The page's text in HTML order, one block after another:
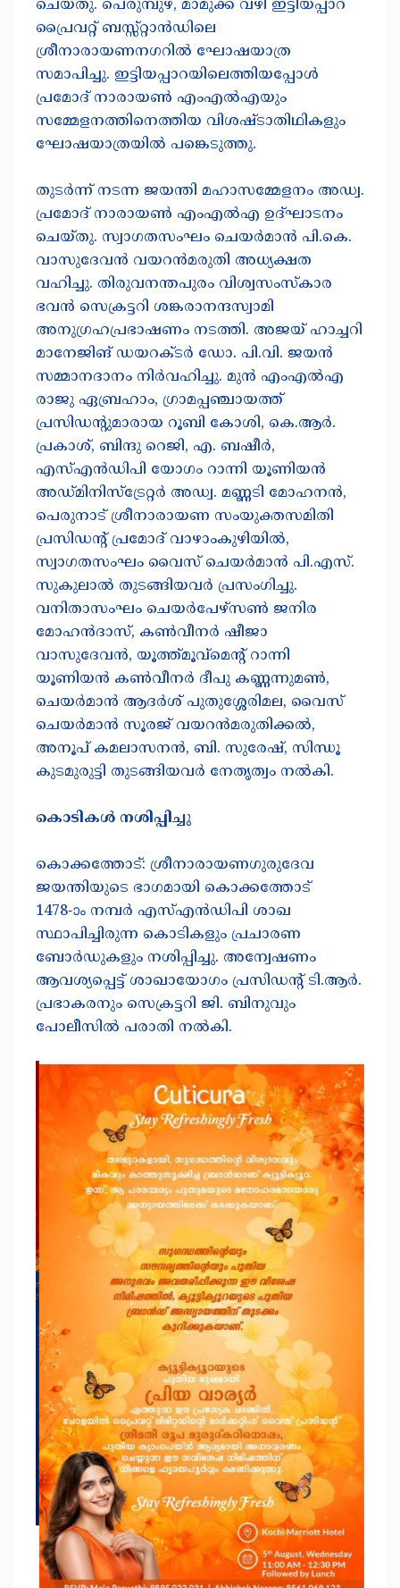
ചെയ്‌തു. പെരുമ്പുഴ, മാമുക്ക് വഴി ഇട്ടിയപ്പാറ
പ്രൈവറ്റ് ബസ്സ്റ്റാൻഡിലെ
ശ്രീനാരായണനഗറിൽ ഘോഷയാത്ര
സമാപിച്ചു. ഇട്ടിയപ്പാറയിലെത്തിയപ്പോൾ
പ്രമോദ് നാരായൺ എംഎൽഎയും
സമ്മേളനത്തിനെത്തിയ വിശഷ്‌ടാതിഥികളും
ഘോഷയാത്രയിൽ പങ്കെടുത്തു.
തുടർന്ന് നടന്ന ജയന്തി മഹാസമ്മേളനം അഡ്വ.
പ്രമോദ് നാരായൺ എംഎൽഎ ഉദ്ഘാടനം
ചെയ്‌തു. സ്വാഗതസംഘം ചെയർമാൻ പി.കെ.
വാസുദേവൻ വയറൻമരുതി അധ്യക്ഷത
വഹിച്ചു. തിരുവനന്തപുരം വിശ്വസംസ്‌കാര
ഭവൻ സെക്രട്ടറി ശങ്കരാനന്ദസ്വാമി
അനുഗ്രഹപ്രഭാഷണം നടത്തി. അജയ് ഹാച്ചറി
മാനേജിങ് ഡയറക്‌ടർ ഡോ. പി.വി. ജയൻ
സമ്മാനദാനം നിർവഹിച്ചു. മുൻ എംഎൽഎ
രാജു ഏബ്രഹാം, ഗ്രാമപ്പഞ്ചായത്ത്
പ്രസിഡന്റുമാരായ റൂബി കോശി, കെ.ആർ.
പ്രകാശ്, ബിന്ദു റെജി, എ. ബഷീർ,
എസ്എൻഡിപി യോഗം റാന്നി യൂണിയൻ
അഡ്‌മിനിസ്‌ട്രേറ്റർ അഡ്വ. മണ്ണടി മോഹനൻ,
പെരുനാട് ശ്രീനാരായണ സംയുക്തസമിതി
പ്രസിഡൻ്റ് പ്രമോദ് വാഴാംകുഴിയിൽ,
സ്വാഗതസംഘം വൈസ് ചെയർമാൻ പി.എസ്.
സുകുലാൽ തുടങ്ങിയവർ പ്രസംഗിച്ചു.
വനിതാസംഘം ചെയർപേഴ്‌സൺ ജനിര
മോഹൻദാസ്, കൺവീനർ ഷീജാ
വാസുദേവൻ, യൂത്ത്‌മൂവ്‌മെൻ്റ് റാന്നി
യൂണിയൻ കൺവീനർ ദീപു കണ്ണന്നുമൺ,
ചെയർമാൻ ആദർശ് പുതുശ്ശേരിമല, വൈസ്
ചെയർമാൻ സൂരജ് വയറൻമരുതിക്കൽ,
അനൂപ് കമലാസനൻ, ബി. സുരേഷ്, സിന്ധൂ
കുടമുരുട്ടി തുടങ്ങിയവർ നേതൃത്വം നൽകി.
കൊടികൾ നശിപ്പിച്ചു
കൊക്കത്തോട്: ശ്രീനാരായണഗുരുദേവ
ജയന്തിയുടെ ഭാഗമായി കൊക്കത്തോട്
1478-ാം നമ്പർ എസ്എൻഡിപി ശാഖ
സ്ഥാപിച്ചിരുന്ന കൊടികളും പ്രചാരണ
ബോർഡുകളും നശിപ്പിച്ചു. അന്വേഷണം
ആവശ്യപ്പെട്ട് ശാഖായോഗം പ്രസിഡന്റ് ടി.ആർ.
പ്രഭാകരനും സെക്രട്ടറി ജി. ബിനുവും
പോലീസിൽ പരാതി നൽകി.